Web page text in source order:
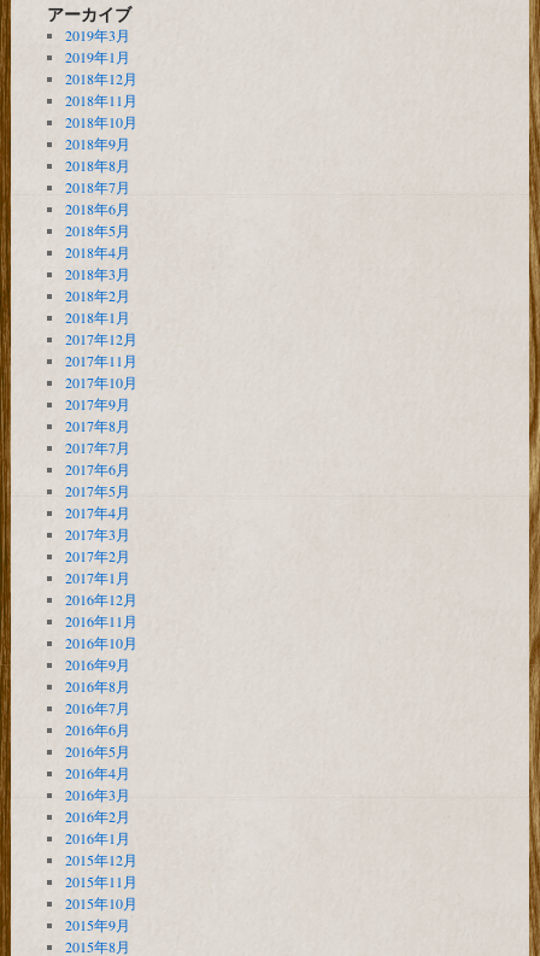
アーカイブ
2019年3月
2019年1月
2018年12月
2018年11月
2018年10月
2018年9月
2018年8月
2018年7月
2018年6月
2018年5月
2018年4月
2018年3月
2018年2月
2018年1月
2017年12月
2017年11月
2017年10月
2017年9月
2017年8月
2017年7月
2017年6月
2017年5月
2017年4月
2017年3月
2017年2月
2017年1月
2016年12月
2016年11月
2016年10月
2016年9月
2016年8月
2016年7月
2016年6月
2016年5月
2016年4月
2016年3月
2016年2月
2016年1月
2015年12月
2015年11月
2015年10月
2015年9月
2015年8月